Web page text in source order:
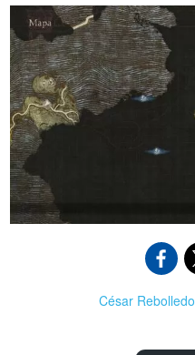
César Rebolledo